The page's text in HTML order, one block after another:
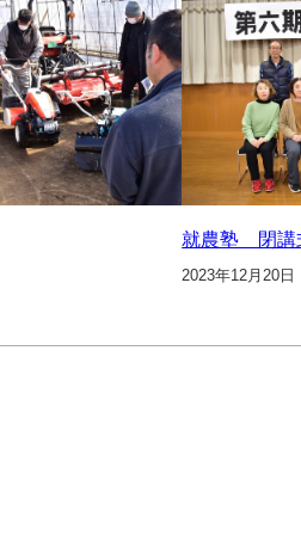
就農塾 閉講
2023年12月20日